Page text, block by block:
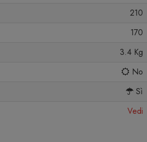
210
170
3.4 Kg
No
Sì
Vedi